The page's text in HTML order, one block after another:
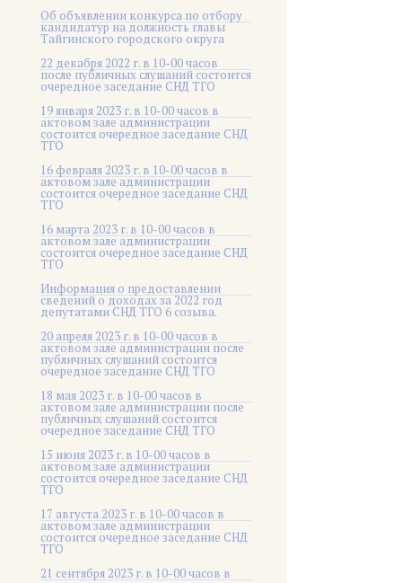
Об объявлении конкурса по отбору
кандидатур на должность главы
Тайгинского городского округа
22 декабря 2022 г. в 10-00 часов
после публичных слушаний состоится
очередное заседание СНД ТГО
19 января 2023 г. в 10-00 часов в
актовом зале администрации
состоится очередное заседание СНД
ТГО
16 февраля 2023 г. в 10-00 часов в
актовом зале администрации
состоится очередное заседание СНД
ТГО
16 марта 2023 г. в 10-00 часов в
актовом зале администрации
состоится очередное заседание СНД
ТГО
Информация о предоставлении
сведений о доходах за 2022 год
депутатами СНД ТГО 6 созыва.
20 апреля 2023 г. в 10-00 часов в
актовом зале администрации после
публичных слушаний состоится
очередное заседание СНД ТГО
18 мая 2023 г. в 10-00 часов в
актовом зале администрации после
публичных слушаний состоится
очередное заседание СНД ТГО
15 июня 2023 г. в 10-00 часов в
актовом зале администрации
состоится очередное заседание СНД
ТГО
17 августа 2023 г. в 10-00 часов в
актовом зале администрации
состоится очередное заседание СНД
ТГО
21 сентября 2023 г. в 10-00 часов в